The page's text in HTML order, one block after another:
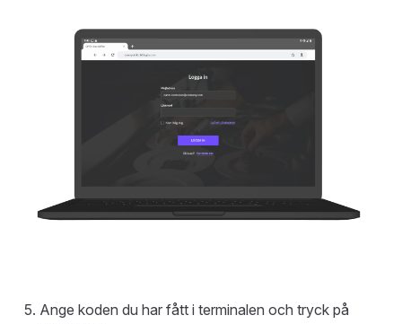
Ange koden du har fått i terminalen och tryck på